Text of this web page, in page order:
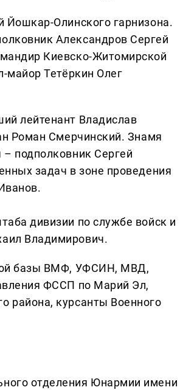
Йошкар-Олинского гарнизона.
Александров Сергей
Киевско-Житомирской
майор Тетёркин Олег
лейтенант Владислав
Роман Смерчинский. Знамя
подполковник Сергей
задач в зоне проведения
дивизии по службе войск и
Владимирович.
базы ВМФ, УФСИН, МВД,
ФССП по Марий Эл,
района, курсанты Военного
отделения Юнармии имени